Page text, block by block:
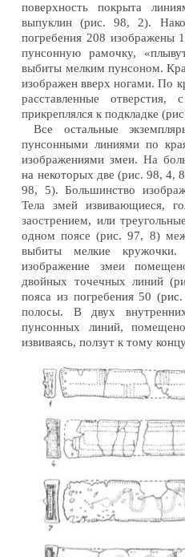
поверхность покрыта
выпуклин (рис. 98, 2).
погребения 208
пунсонную рамочку,
выбиты мелким пунсоном.
изображен вверх ногами. По
расставленные
прикреплялся к подкладке
Все остальные
пунсонными линиями по
изображениями змеи. На
на некоторых две (рис. 98, 4,
98, 5). Большинство
Тела змей извивающиеся,
заострением, или
одном поясе (рис. 97, 8)
выбиты мелкие
изображение змеи
двойных точечных линий
пояса из погребения 50
полосы. В двух
пунсонных линий,
извиваясь, ползут к тому